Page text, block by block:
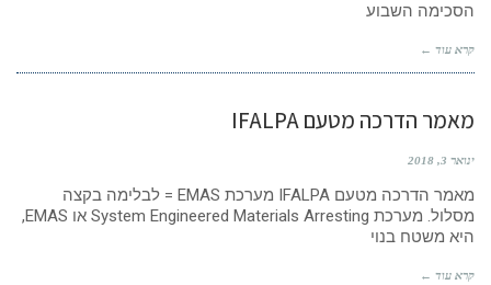
הסכימה השבוע
קרא עוד ←
מאמר הדרכה מטעם IFALPA
ינואר 3, 2018
מאמר הדרכה מטעם IFALPA מערכת EMAS = לבלימה בקצה
מסלול. מערכת System Engineered Materials Arresting או EMAS,
היא משטח בנוי
קרא עוד ←